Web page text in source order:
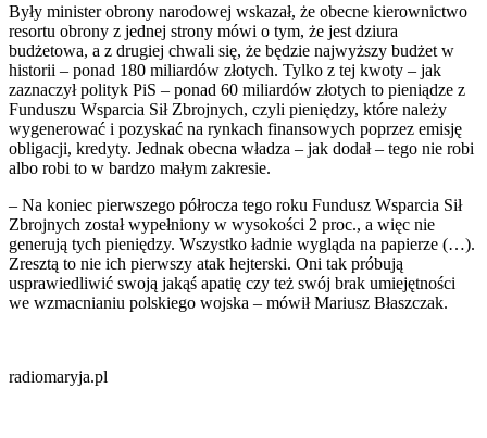
Były minister obrony narodowej wskazał, że obecne kierownictwo
resortu obrony z jednej strony mówi o tym, że jest dziura
budżetowa, a z drugiej chwali się, że będzie najwyższy budżet w
historii – ponad 180 miliardów złotych. Tylko z tej kwoty – jak
zaznaczył polityk PiS – ponad 60 miliardów złotych to pieniądze z
Funduszu Wsparcia Sił Zbrojnych, czyli pieniędzy, które należy
wygenerować i pozyskać na rynkach finansowych poprzez emisję
obligacji, kredyty. Jednak obecna władza – jak dodał – tego nie robi
albo robi to w bardzo małym zakresie.
– Na koniec pierwszego półrocza tego roku Fundusz Wsparcia Sił
Zbrojnych został wypełniony w wysokości 2 proc., a więc nie
generują tych pieniędzy. Wszystko ładnie wygląda na papierze (…).
Zresztą to nie ich pierwszy atak hejterski. Oni tak próbują
usprawiedliwić swoją jakąś apatię czy też swój brak umiejętności
we wzmacnianiu polskiego wojska – mówił Mariusz Błaszczak.
radiomaryja.pl